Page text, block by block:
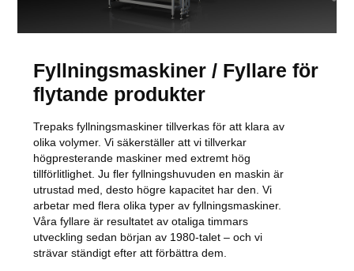
Fyllningsmaskiner / Fyllare för
flytande produkter
Trepaks fyllningsmaskiner tillverkas för att klara av
olika volymer. Vi säkerställer att vi tillverkar
högpresterande maskiner med extremt hög
tillförlitlighet. Ju fler fyllningshuvuden en maskin är
utrustad med, desto högre kapacitet har den. Vi
arbetar med flera olika typer av fyllningsmaskiner.
Våra fyllare är resultatet av otaliga timmars
utveckling sedan början av 1980-talet – och vi
strävar ständigt efter att förbättra dem.